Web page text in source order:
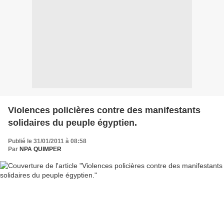
Violences policières contre des manifestants
solidaires du peuple égyptien.
Publié le 31/01/2011 à 08:58
Par NPA QUIMPER